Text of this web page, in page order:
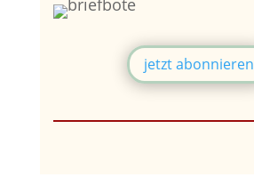
jetzt abonnieren